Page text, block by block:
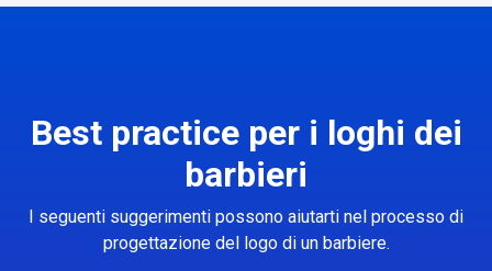
Best practice per i loghi dei
barbieri
I seguenti suggerimenti possono aiutarti nel processo di
progettazione del logo di un barbiere.